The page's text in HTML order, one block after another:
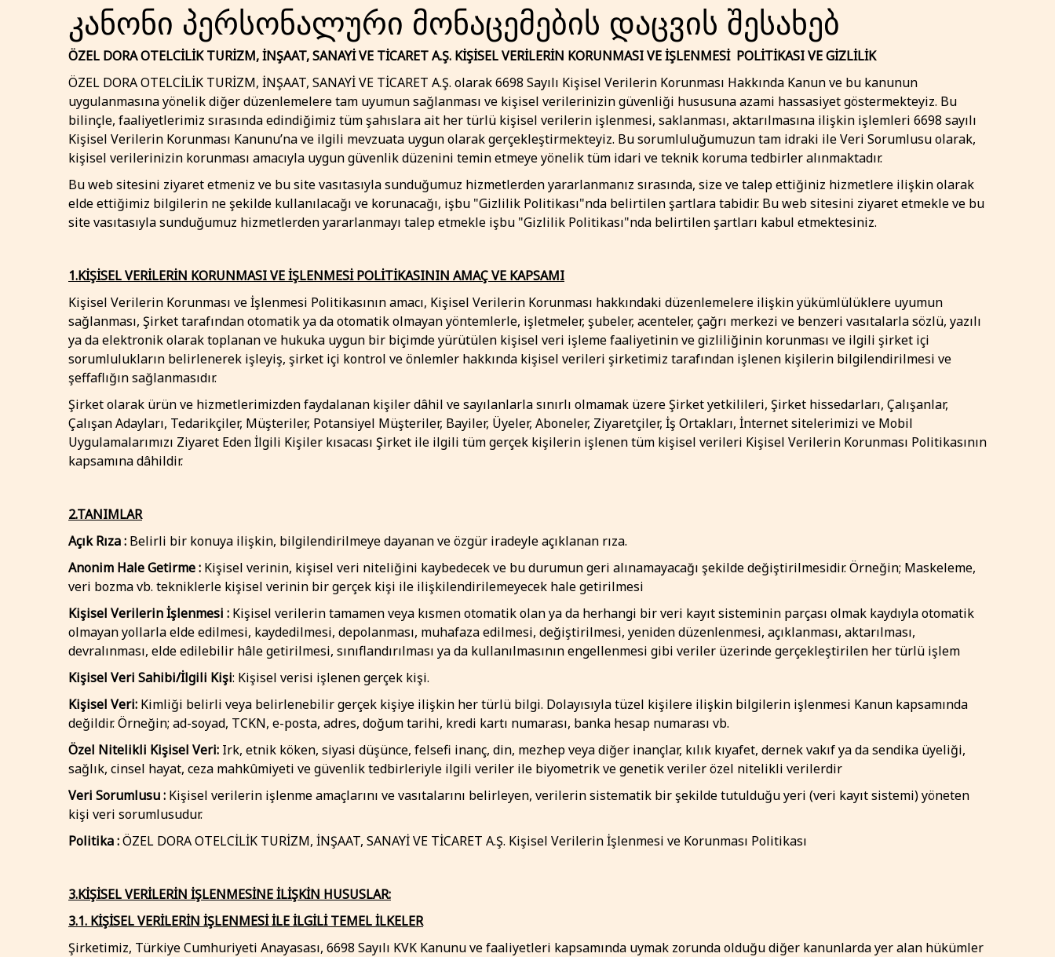
კანონი პერსონალური მონაცემების დაცვის შესახებ
ÖZEL DORA OTELCİLİK TURİZM, İNŞAAT, SANAYİ VE TİCARET A.Ş. KİŞİSEL VERİLERİN KORUNMASI VE İŞLENMESİ POLİTİKASI VE GİZLİLİK
ÖZEL DORA OTELCİLİK TURİZM, İNŞAAT, SANAYİ VE TİCARET A.Ş. olarak 6698 Sayılı Kişisel Verilerin Korunması Hakkında Kanun ve bu kanunun
uygulanmasına yönelik diğer düzenlemelere tam uyumun sağlanması ve kişisel verilerinizin güvenliği hususuna azami hassasiyet göstermekteyiz. Bu
bilinçle, faaliyetlerimiz sırasında edindiğimiz tüm şahıslara ait her türlü kişisel verilerin işlenmesi, saklanması, aktarılmasına ilişkin işlemleri 6698 sayılı
Kişisel Verilerin Korunması Kanunu’na ve ilgili mevzuata uygun olarak gerçekleştirmekteyiz. Bu sorumluluğumuzun tam idraki ile Veri Sorumlusu olarak,
kişisel verilerinizin korunması amacıyla uygun güvenlik düzenini temin etmeye yönelik tüm idari ve teknik koruma tedbirler alınmaktadır.
Bu web sitesini ziyaret etmeniz ve bu site vasıtasıyla sunduğumuz hizmetlerden yararlanmanız sırasında, size ve talep ettiğiniz hizmetlere ilişkin olarak
elde ettiğimiz bilgilerin ne şekilde kullanılacağı ve korunacağı, işbu "Gizlilik Politikası"nda belirtilen şartlara tabidir. Bu web sitesini ziyaret etmekle ve bu
site vasıtasıyla sunduğumuz hizmetlerden yararlanmayı talep etmekle işbu "Gizlilik Politikası"nda belirtilen şartları kabul etmektesiniz.
1.KİŞİSEL VERİLERİN KORUNMASI VE İŞLENMESİ POLİTİKASININ AMAÇ VE KAPSAMI
Kişisel Verilerin Korunması ve İşlenmesi Politikasının amacı, Kişisel Verilerin Korunması hakkındaki düzenlemelere ilişkin yükümlülüklere uyumun
sağlanması, Şirket tarafından otomatik ya da otomatik olmayan yöntemlerle, işletmeler, şubeler, acenteler, çağrı merkezi ve benzeri vasıtalarla sözlü, yazılı
ya da elektronik olarak toplanan ve hukuka uygun bir biçimde yürütülen kişisel veri işleme faaliyetinin ve gizliliğinin korunması ve ilgili şirket içi
sorumlulukların belirlenerek işleyiş, şirket içi kontrol ve önlemler hakkında kişisel verileri şirketimiz tarafından işlenen kişilerin bilgilendirilmesi ve
şeffaflığın sağlanmasıdır.
Şirket olarak ürün ve hizmetlerimizden faydalanan kişiler dâhil ve sayılanlarla sınırlı olmamak üzere Şirket yetkilileri, Şirket hissedarları, Çalışanlar,
Çalışan Adayları, Tedarikçiler, Müşteriler, Potansiyel Müşteriler, Bayiler, Üyeler, Aboneler, Ziyaretçiler, İş Ortakları, İnternet sitelerimizi ve Mobil
Uygulamalarımızı Ziyaret Eden İlgili Kişiler kısacası Şirket ile ilgili tüm gerçek kişilerin işlenen tüm kişisel verileri Kişisel Verilerin Korunması Politikasının
kapsamına dâhildir.
2.TANIMLAR
Açık Rıza : Belirli bir konuya ilişkin, bilgilendirilmeye dayanan ve özgür iradeyle açıklanan rıza.
Anonim Hale Getirme : Kişisel verinin, kişisel veri niteliğini kaybedecek ve bu durumun geri alınamayacağı şekilde değiştirilmesidir. Örneğin; Maskeleme,
veri bozma vb. tekniklerle kişisel verinin bir gerçek kişi ile ilişkilendirilemeyecek hale getirilmesi
Kişisel Verilerin İşlenmesi : Kişisel verilerin tamamen veya kısmen otomatik olan ya da herhangi bir veri kayıt sisteminin parçası olmak kaydıyla otomatik
olmayan yollarla elde edilmesi, kaydedilmesi, depolanması, muhafaza edilmesi, değiştirilmesi, yeniden düzenlenmesi, açıklanması, aktarılması,
devralınması, elde edilebilir hâle getirilmesi, sınıflandırılması ya da kullanılmasının engellenmesi gibi veriler üzerinde gerçekleştirilen her türlü işlem
Kişisel Veri Sahibi/İlgili Kişi: Kişisel verisi işlenen gerçek kişi.
Kişisel Veri: Kimliği belirli veya belirlenebilir gerçek kişiye ilişkin her türlü bilgi. Dolayısıyla tüzel kişilere ilişkin bilgilerin işlenmesi Kanun kapsamında
değildir. Örneğin; ad-soyad, TCKN, e-posta, adres, doğum tarihi, kredi kartı numarası, banka hesap numarası vb.
Özel Nitelikli Kişisel Veri: Irk, etnik köken, siyasi düşünce, felsefi inanç, din, mezhep veya diğer inançlar, kılık kıyafet, dernek vakıf ya da sendika üyeliği,
sağlık, cinsel hayat, ceza mahkûmiyeti ve güvenlik tedbirleriyle ilgili veriler ile biyometrik ve genetik veriler özel nitelikli verilerdir
Veri Sorumlusu : Kişisel verilerin işlenme amaçlarını ve vasıtalarını belirleyen, verilerin sistematik bir şekilde tutulduğu yeri (veri kayıt sistemi) yöneten
kişi veri sorumlusudur.
Politika :ÖZEL DORA OTELCİLİK TURİZM, İNŞAAT, SANAYİ VE TİCARET A.Ş. Kişisel Verilerin İşlenmesi ve Korunması Politikası
3.KİŞİSEL VERİLERİN İŞLENMESİNE İLİŞKİN HUSUSLAR:
3.1. KİŞİSEL VERİLERİN İŞLENMESİ İLE İLGİLİ TEMEL İLKELER
Şirketimiz, Türkiye Cumhuriyeti Anayasası, 6698 Sayılı KVK Kanunu ve faaliyetleri kapsamında uymak zorunda olduğu diğer kanunlarda yer alan hükümler